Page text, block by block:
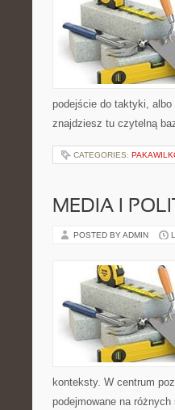
podejście do taktyki,
znajdziesz tu czytelną
CATEGORIES:
MEDIA I
POSTED BY ADMIN
konteksty. W centrum
podejmowane na